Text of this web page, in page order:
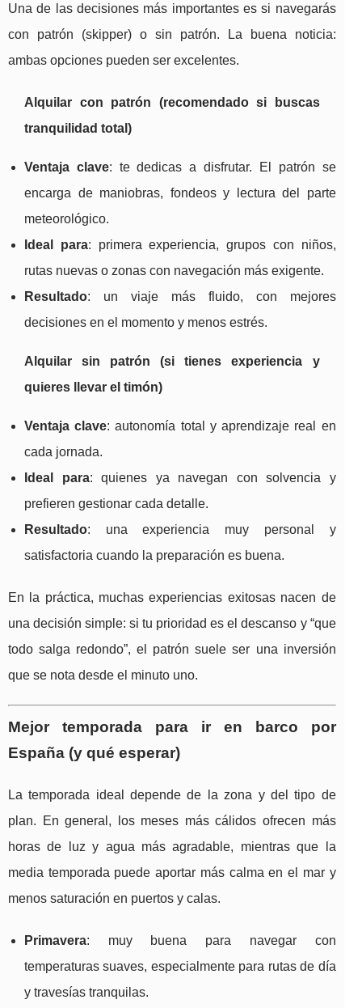
Una de las decisiones más importantes es si navegarás
con patrón (skipper) o sin patrón. La buena noticia:
ambas opciones pueden ser excelentes.
Alquilar con patrón (recomendado si buscas
tranquilidad total)
Ventaja clave: te dedicas a disfrutar. El patrón se
encarga de maniobras, fondeos y lectura del parte
meteorológico.
Ideal para: primera experiencia, grupos con niños,
rutas nuevas o zonas con navegación más exigente.
Resultado: un viaje más fluido, con mejores
decisiones en el momento y menos estrés.
Alquilar sin patrón (si tienes experiencia y
quieres llevar el timón)
Ventaja clave: autonomía total y aprendizaje real en
cada jornada.
Ideal para: quienes ya navegan con solvencia y
prefieren gestionar cada detalle.
Resultado: una experiencia muy personal y
satisfactoria cuando la preparación es buena.
En la práctica, muchas experiencias exitosas nacen de
una decisión simple: si tu prioridad es el descanso y “que
todo salga redondo”, el patrón suele ser una inversión
que se nota desde el minuto uno.
Mejor temporada para ir en barco por
España (y qué esperar)
La temporada ideal depende de la zona y del tipo de
plan. En general, los meses más cálidos ofrecen más
horas de luz y agua más agradable, mientras que la
media temporada puede aportar más calma en el mar y
menos saturación en puertos y calas.
Primavera: muy buena para navegar con
temperaturas suaves, especialmente para rutas de día
y travesías tranquilas.